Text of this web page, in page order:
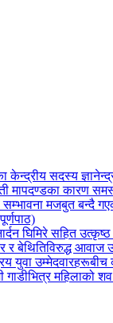
केन्द्रीय सदस्य
मापदण्डका कारण
मजबुत बन्दै
घिमिरे सहित
बेथितिविरुद्ध आवाज
युवा उम्मेदवारहरूबीच
गाडीभित्र महिलाको